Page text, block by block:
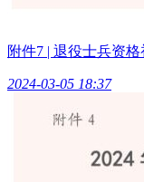
附件7 | 退役士兵资
2024-03-05 18:37